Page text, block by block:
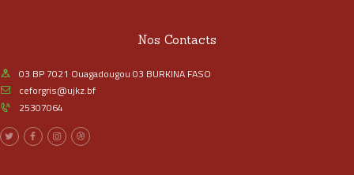
Nos Contacts
03 BP 7021 Ouagadougou 03 BURKINA FASO
ceforgris@ujkz.bf
25307064